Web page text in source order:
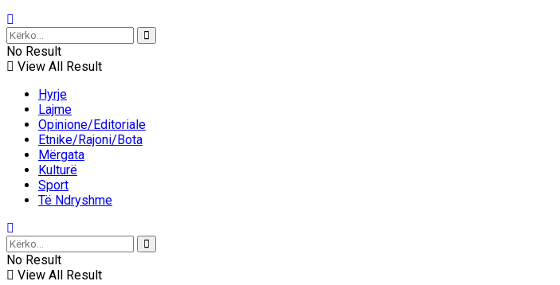
No Result
View All Result
Hyrje
Lajme
Opinione/Editoriale
Etnike/Rajoni/Bota
Mërgata
Kulturë
Sport
Të Ndryshme
No Result
View All Result